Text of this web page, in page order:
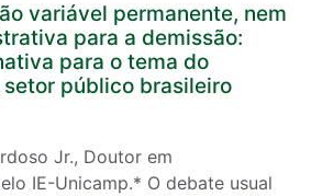
variável permanente, nem
para a demissão:
para o tema do
setor público brasileiro
Jr., Doutor em
IE-Unicamp.* O debate usual